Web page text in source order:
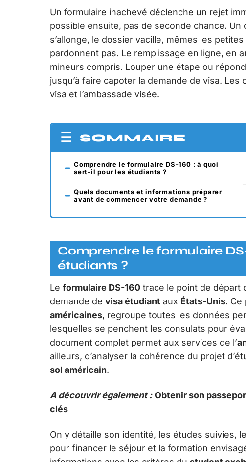
Un formulaire inachevé déclenche un rejet
possible ensuite, pas de seconde chance.
s’allonge, le dossier vacille, mêmes les
pardonnent pas. Le remplissage en ligne, en
mineurs compris. Louper une étape ou
jusqu’à faire capoter la demande de visa.
visa et l’ambassade visée.
SOMMAIRE
Comprendre le formulaire DS-160 : à quoi
sert-il pour les étudiants ?
Quels documents et informations préparer
avant de commencer votre demande ?
Comprendre le formulaire
étudiants ?
Le formulaire DS-160 trace le point de départ
demande de visa étudiant aux États-Unis. Ce
américaines, regroupe toutes les données
lesquelles se penchent les consulats pour
document complet permet aux services de l’
ailleurs, d’analyser la cohérence du projet
sol américain.
A découvrir également : Obtenir son
clés
On y détaille son identité, les études suivies,
pour financer le séjour et la formation